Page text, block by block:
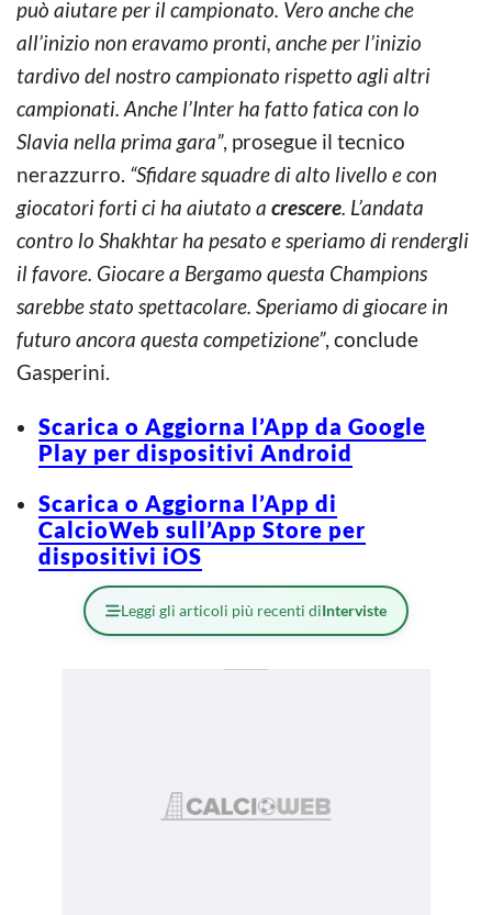
può aiutare per il campionato. Vero anche che
all’inizio non eravamo pronti, anche per l’inizio
tardivo del nostro campionato rispetto agli altri
campionati. Anche l’Inter ha fatto fatica con lo
Slavia nella prima gara”, prosegue il tecnico
nerazzurro. “Sfidare squadre di alto livello e con
giocatori forti ci ha aiutato a crescere. L’andata
contro lo Shakhtar ha pesato e speriamo di rendergli
il favore. Giocare a Bergamo questa Champions
sarebbe stato spettacolare. Speriamo di giocare in
futuro ancora questa competizione”, conclude
Gasperini.
Scarica o Aggiorna l’App da Google
Play per dispositivi Android
Scarica o Aggiorna l’App di
CalcioWeb sull’App Store per
dispositivi iOS
Leggi gli articoli più recenti diInterviste